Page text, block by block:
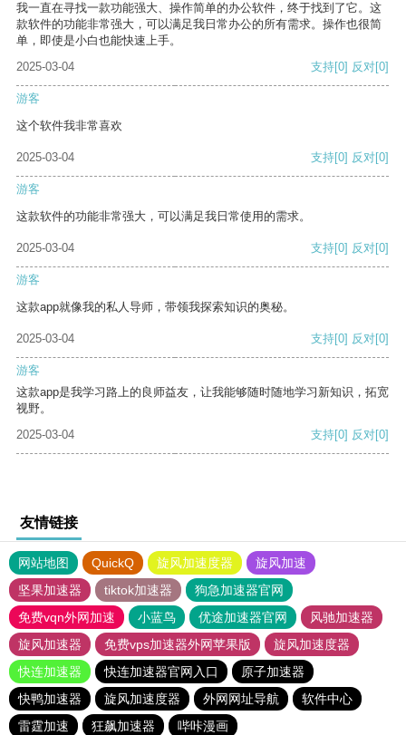
我一直在寻找一款功能强大、操作简单的办公软件，终于找到了它。这
款软件的功能非常强大，可以满足我日常办公的所有需求。操作也很简
单，即使是小白也能快速上手。
2025-03-04
支持[0] 反对[0]
游客
这个软件我非常喜欢
2025-03-04 支持[0] 反对[0]
游客
这款软件的功能非常强大，可以满足我日常使用的需求。
2025-03-04 支持[0] 反对[0]
游客
这款app就像我的私人导师，带领我探索知识的奥秘。
2025-03-04 支持[0] 反对[0]
游客
这款app是我学习路上的良师益友，让我能够随时随地学习新知识，拓宽
视野。
2025-03-04
支持[0] 反对[0]
友情链接
网站地图 QuickQ 旋风加速度器
旋风加速
坚果加速器
tiktok加速器
狗急加速器官网
免费vqn外网加速
小蓝鸟 优途加速器官网
风驰加速器
旋风加速器
免费vps加速器外网苹果版
旋风加速度器
快连加速器
快连加速器官网入口
原子加速器
快鸭加速器
旋风加速度器 外网网址导航
软件中心
雷霆加速
狂飙加速器 哔咔漫画